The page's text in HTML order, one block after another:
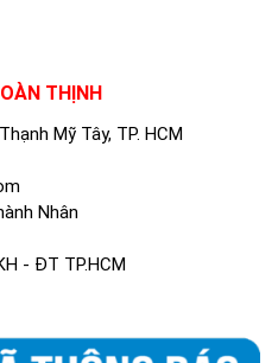
THỊNH
Mỹ Tây, TP. HCM
Nhân
- ĐT TP.HCM